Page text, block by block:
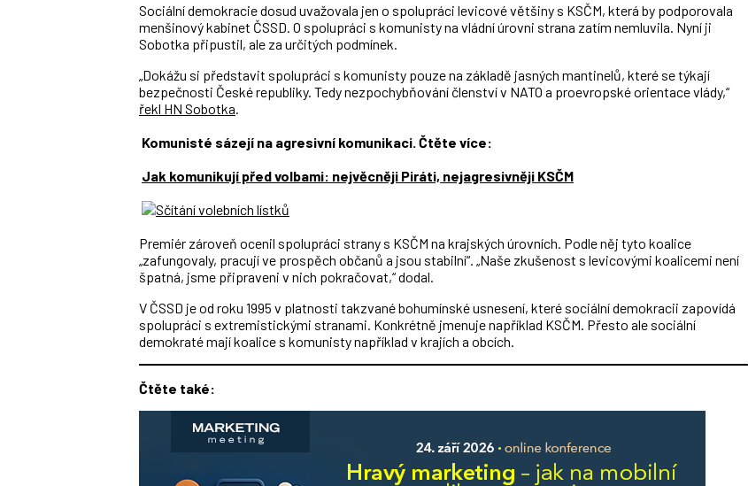
Sociální demokracie dosud uvažovala jen o spolupráci levicové většiny s KSČM, která by podporovala
menšinový kabinet ČSSD. O spolupráci s komunisty na vládní úrovni strana zatím nemluvila. Nyní ji
Sobotka připustil, ale za určitých podmínek.
„Dokážu si představit spolupráci s komunisty pouze na základě jasných mantinelů, které se týkají
bezpečnosti České republiky. Tedy nezpochybňování členství v NATO a proevropské orientace vlády,“
řekl HN Sobotka.
Komunisté sázejí na agresivní komunikaci. Čtěte více:
Jak komunikují před volbami: nejvěcněji Piráti, nejagresivněji KSČM
Premiér zároveň ocenil spolupráci strany s KSČM na krajských úrovních. Podle něj tyto koalice
„zafungovaly, pracují ve prospěch občanů a jsou stabilní“. „Naše zkušenost s levicovými koalicemi není
špatná, jsme připraveni v nich pokračovat,“ dodal.
V ČSSD je od roku 1995 v platnosti takzvané bohumínské usnesení, které sociální demokracii zapovídá
spolupráci s extremistickými stranami. Konkrétně jmenuje například KSČM. Přesto ale sociální
demokraté mají koalice s komunisty například v krajích a obcích.
Čtěte také: